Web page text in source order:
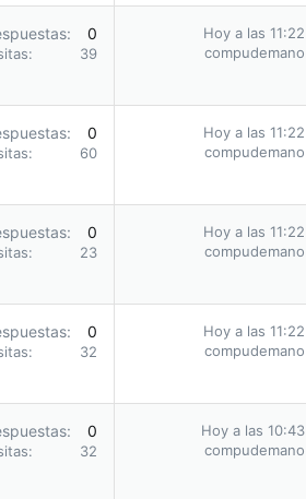
0
39
Hoy a las 11:22
compudemano
0
60
Hoy a las 11:22
compudemano
0
23
Hoy a las 11:22
compudemano
0
32
Hoy a las 11:22
compudemano
0
32
Hoy a las 10:43
compudemano